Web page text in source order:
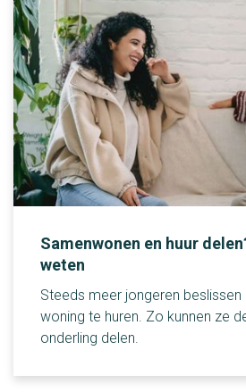
Samenwonen en huur
weten
Steeds meer jongeren
woning te huren. Zo kunnen ze
onderling delen.